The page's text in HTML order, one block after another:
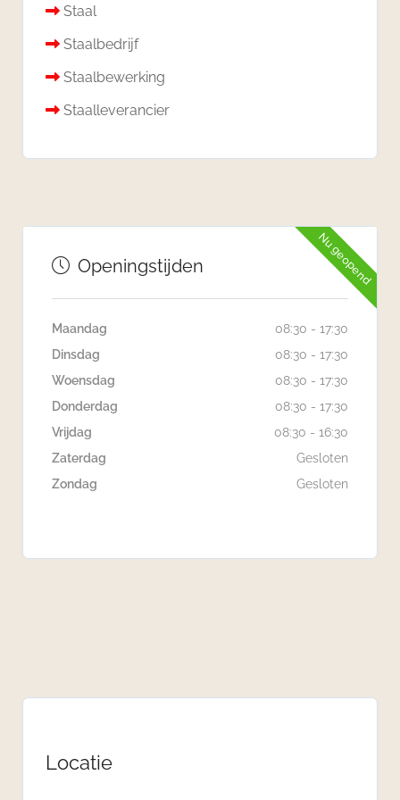
Staal
Staalbedrijf
Staalbewerking
Staalleverancier
Nu geopend
Openingstijden
Maandag
08:30 - 17:30
Dinsdag
08:30 - 17:30
Woensdag
08:30 - 17:30
Donderdag
08:30 - 17:30
Vrijdag
08:30 - 16:30
Zaterdag
Gesloten
Zondag
Gesloten
Locatie